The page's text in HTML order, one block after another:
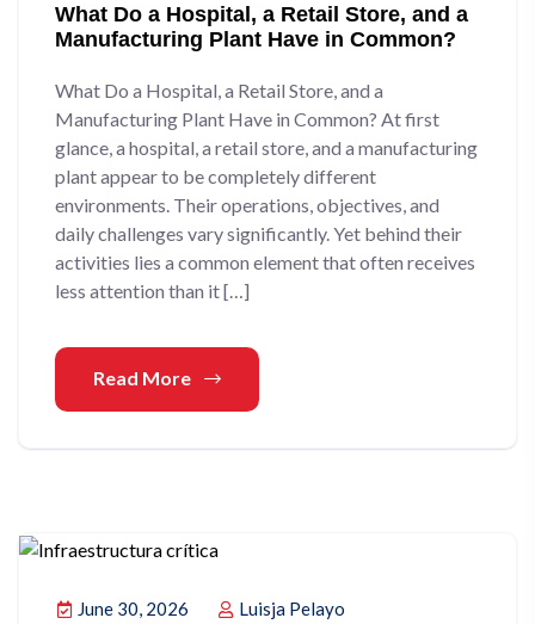
What Do a Hospital, a Retail Store, and a
Manufacturing Plant Have in Common?
What Do a Hospital, a Retail Store, and a
Manufacturing Plant Have in Common? At first
glance, a hospital, a retail store, and a manufacturing
plant appear to be completely different
environments. Their operations, objectives, and
daily challenges vary significantly. Yet behind their
activities lies a common element that often receives
less attention than it […]
Read More
June 30, 2026
Luisja Pelayo